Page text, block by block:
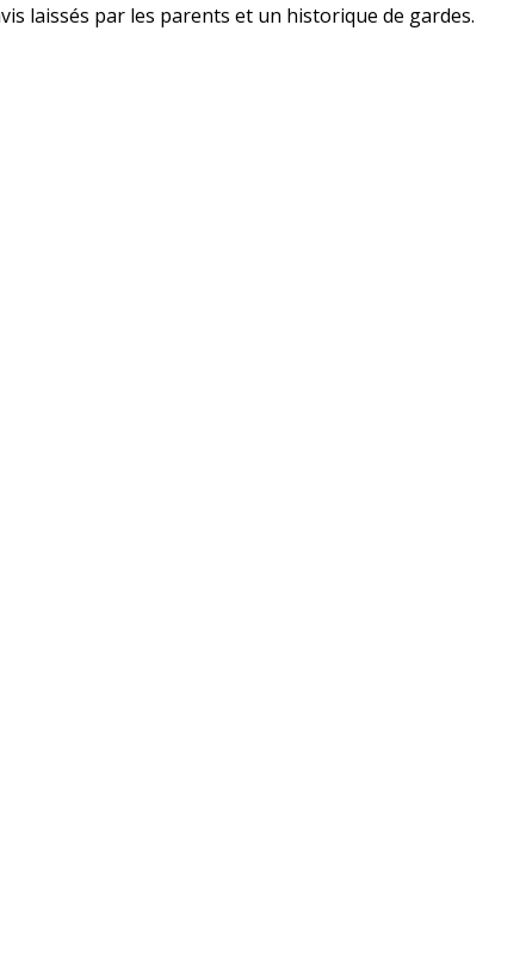
laissés par les parents et un historique de gardes.